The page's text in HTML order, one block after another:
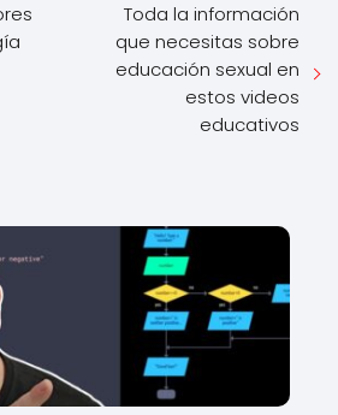
Toda la información
que necesitas sobre
educación sexual en
estos videos
educativos